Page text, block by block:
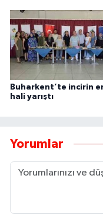
Buharkent’te incirin
hali yarıştı
Yorumlar